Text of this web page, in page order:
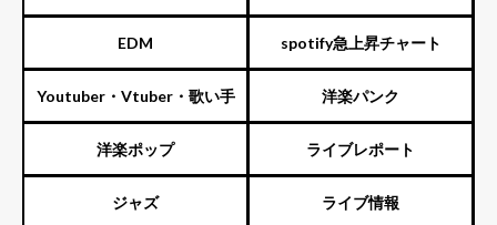
EDM spotify急上昇チャート
Youtuber・Vtuber・歌い手 洋楽パンク
洋楽ポップ ライブレポート
ジャズ ライブ情報